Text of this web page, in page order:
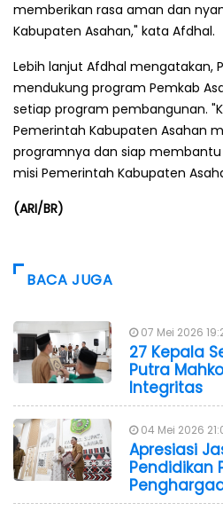
memberikan rasa aman dan
Kabupaten Asahan," kata Afdhal.
Lebih lanjut Afdhal mengatakan,
mendukung program Pemkab
setiap program pembangunan.
Pemerintah Kabupaten Asahan
programnya dan siap membantu
misi Pemerintah Kabupaten
(ARI/BR)
BACA JUGA
07 Mei 2026
27 Kepala
Putra
Integritas
04 Mei 2026
Apresiasi
Pendidikan